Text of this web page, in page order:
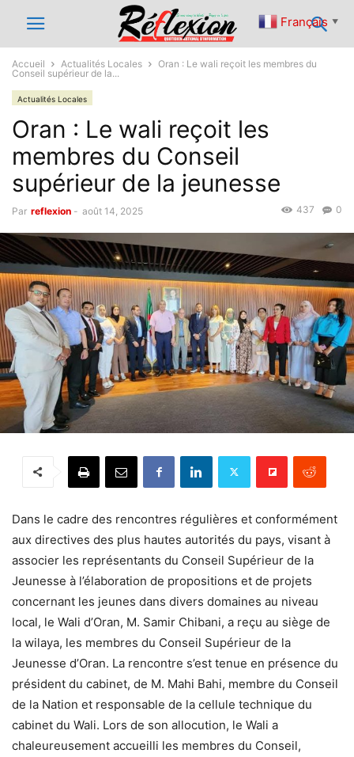
Accueil Actualités Locales
Oran : Le wali reçoit les membres du
Conseil supérieur de la...
Actualités Locales
Oran : Le wali reçoit les
membres du Conseil
supérieur de la jeunesse
Par reflexion - août 14, 2025 0
437
Dans le cadre des rencontres régulières et conformément
aux directives des plus hautes autorités du pays, visant à
associer les représentants du Conseil Supérieur de la
Jeunesse à l’élaboration de propositions et de projets
concernant les jeunes dans divers domaines au niveau
local, le Wali d’Oran, M. Samir Chibani, a reçu au siège de
la wilaya, les membres du Conseil Supérieur de la
Jeunesse d’Oran. La rencontre s’est tenue en présence du
président du cabinet, de M. Mahi Bahi, membre du Conseil
de la Nation et responsable de la cellule technique du
cabinet du Wali. Lors de son allocution, le Wali a
chaleureusement accueilli les membres du Conseil,
Français ▼